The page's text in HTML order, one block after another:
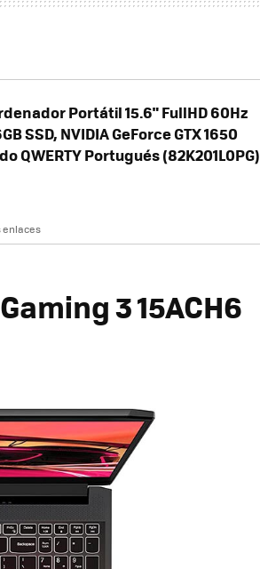
Portátil 15.6" FullHD 60Hz
SSD, NVIDIA GeForce GTX 1650
QWERTY Portugués (82K201L0PG)
enlaces
3 15ACH6